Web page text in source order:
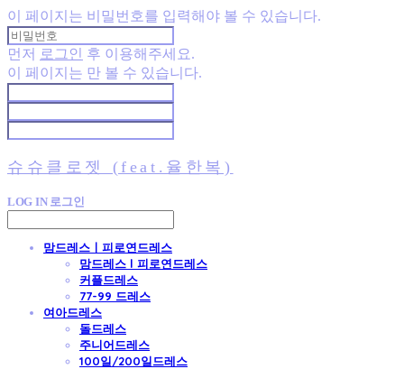
이 페이지는 비밀번호를 입력해야 볼 수 있습니다.
먼저 로그인
후 이용해주세요.
이 페이지는 만 볼 수 있습니다.
슈슈클로젯 (feat.율한복)
LOG IN 로그인
맘드레스ㅣ피로연드레스
맘드레스 l 피로연드레스
커플드레스
77-99 드레스
여아드레스
돌드레스
주니어드레스
100일/200일드레스